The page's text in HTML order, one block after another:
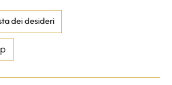
dei desideri